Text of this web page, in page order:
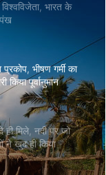
भारत के
भीषण गर्मी का
किया पूर्वानुमान
मिले, नदी पर जो
ने खुद ही किया